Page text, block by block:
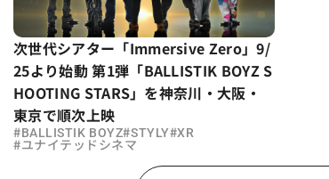
次世代シアター「Immersive Zero」9/
25より始動 第1弾「BALLISTIK BOYZ S
HOOTING STARS」を神奈川・大阪・
東京で順次上映
#BALLISTIK BOYZ#STYLY#XR
#ユナイテッドシネマ